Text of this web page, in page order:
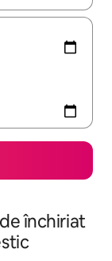
închiriat